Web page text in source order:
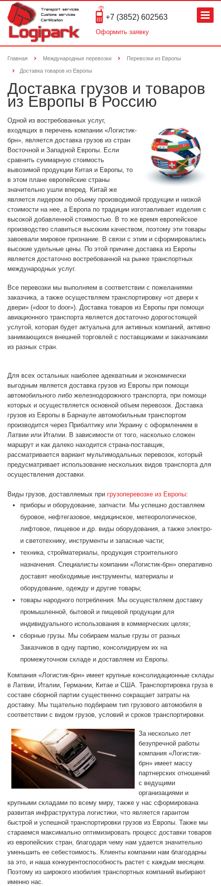
+7 (3852) 602563
Оформить заявку
Главная Международные перевозки Перевозки из Европы
Доставка товаров из Европы
Доставка грузов и товаров
из Европы в Россию
Одной из востребованных услуг,
входящих в перечень компании «Логистик-
брн», является доставка грузов из стран
Восточной и Западной Европы. Если
сравнить суммарную стоимость
вывозимой продукции Китая и Европы, то
в этом плане европейские страны
значительно ушли вперед. Китай же
является лидером по объему производимой продукции и низкой
стоимости на нее, а Европа по традиции изготавливает изделия с
высокой добавленной стоимостью. В то же время европейское
производство славиться высоким качеством, поэтому эти товары
завоевали мировое признание. В связи с этим и сформировались
высокие удельные цены. По этой причине доставка из Европы
является достаточно востребованной на рынке транспортных
международных услуг.
Все перевозки мы выполняем в соответствии с пожеланиями
заказчика, а также осуществляем транспортировку «от двери к
двери» («door to door»). Доставка товаров из Европы при помощи
авиационного транспорта является достаточно дорогостоящей
услугой, которая будет актуальна для активных компаний, активно
занимающихся внешней торговлей с поставщиками и заказчиками
из разных стран.
Для всех остальных наиболее адекватным и экономически
выгодным является доставка грузов из Европы при помощи
автомобильного либо железнодорожного транспорта, при помощи
которых и осуществляется основной объем перевозок. Доставка
грузов из Европы в Барнауле автомобильным транспортом
производится через Прибалтику или Украину с оформлением в
Латвии или Италии. В зависимости от того, насколько сложен
маршрут и как далеко находится страна-поставщик,
рассматривается вариант мультимодальных перевозок, который
предусматривает использование нескольких видов транспорта для
осуществления доставки.
Виды грузов, доставляемых при грузоперевозке из Европы:
приборы и оборудование, запчасти. Мы успешно доставляем
буровое, нефтегазовое, медицинское, метеорологическое,
лифтовое, пищевое и др. виды оборудования, а также электро-
и светотехнику, инструменты и запасные части;
техника, стройматериалы, продукция строительного
назначения. Специалисты компании «Логистик-брн» оперативно
доставят необходимые инструменты, материалы и
оборудование, одежду и другие товары;
товары народного потребления. Мы осуществляем доставку
промышленной, бытовой и пищевой продукции для
индивидуального использования в коммерческих целях;
сборные грузы. Мы собираем малые грузы от разных
Заказчиков в одну партию, консолидируем их на
промежуточном складе и доставляем из Европы.
Компания «Логистик-брн» имеет крупные консолидационные склады
в Латвии, Италии, Германии, Китае и США. Транспортировка груза в
составе сборной партии существенно сокращает затраты на
доставку. Мы тщательно подбираем тип грузового автомобиля в
соответствии с видом грузов, условий и сроков транспортировки.
За несколько лет
безупречной работы
компания «Логистик-
брн» имеет массу
партнерских отношений
с ведущими
организациями и
крупными складами по всему миру, также у нас сформирована
развитая инфраструктура логистики, что является гарантом
быстрой и успешной транспортировки грузов из Европы. Также мы
стараемся максимально оптимизировать процесс доставки товаров
из европейских стран, благодаря чему нам удается значительно
уменьшить ее себестоимость. Клиенты компании нам благодарны
за это, и наша конкурентоспособность растет с каждым месяцем.
Поэтому из широкого изобилия транспортных компаний выбирают
именно нас.